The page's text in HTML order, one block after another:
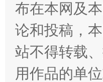
布在本网及
论和投稿，
站不得转载
用作品的单